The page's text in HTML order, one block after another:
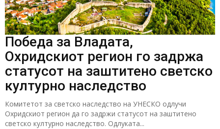
Победа за Владата,
Охридскиот регион го задржа
статусот на заштитено светско
културно наследство
Комитетот за светско наследство на УНЕСКО одлучи
Охридскиот регион да го задржи статусот на заштитено
светско културно наследство. Одлуката...